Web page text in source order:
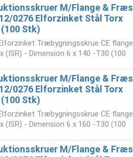
M/Flange & Fræs
0276 Elforzinket Stål Torx
Stk)
Træbygningsskrue CE flange
(ISR) - Dimension 6 x 140 -T30 (100
M/Flange & Fræs
0276 Elforzinket Stål Torx
Stk)
Træbygningsskrue CE flange
(ISR) - Dimension 6 x 160 -T30 (100
M/Flange & Fræs